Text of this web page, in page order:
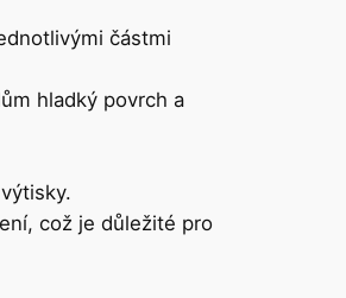
částmi
hladký povrch a
což je důležité pro